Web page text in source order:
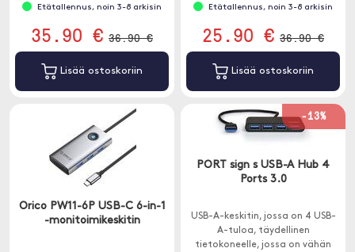
Etätallennus, noin 3-8 arkisin
35.90 € 36.90 €
Lisää ostoskoriin
Etätallennus, noin 3-8 arkisin
25.90 € 36.90 €
Lisää ostoskoriin
Orico PW11-6P USB-C 6-in-1
-monitoimikeskitin
-13%
PORT sign s USB-A Hub 4
Ports 3.0
USB-A-keskitin, jossa on 4 USB-
A-tuloa, täydellinen
tietokoneelle, jossa on vähän